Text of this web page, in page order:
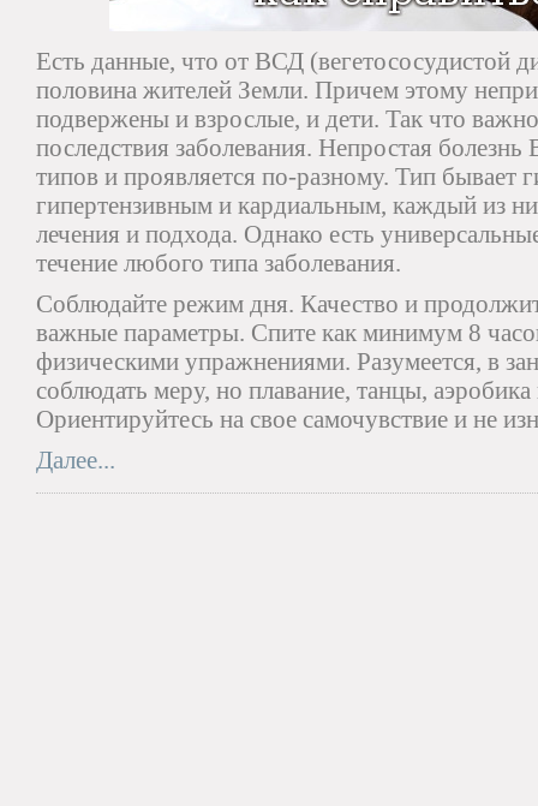
Есть данные, что от ВСД (вегетососудистой
половина жителей Земли. Причем этому
подвержены и взрослые, и дети. Так что
последствия заболевания. Непростая
типов и проявляется по-разному. Тип бывает
гипертензивным и кардиальным, каждый из
лечения и подхода. Однако есть
течение любого типа заболевания.
Соблюдайте режим дня. Качество и
важные параметры. Спите как минимум 8
физическими упражнениями. Разумеется, в
соблюдать меру, но плавание, танцы,
Ориентируйтесь на свое самочувствие и не
Далее...